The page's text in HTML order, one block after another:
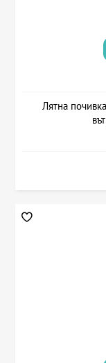
Лятна